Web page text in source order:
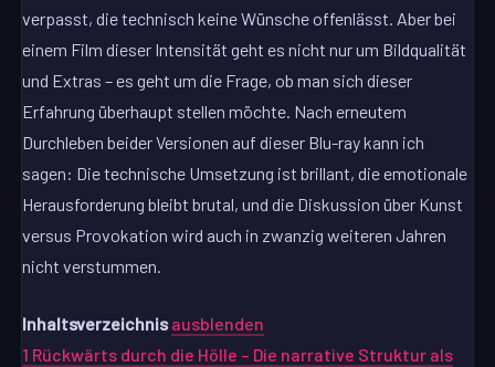
verpasst, die technisch keine Wünsche offenlässt. Aber bei
einem Film dieser Intensität geht es nicht nur um Bildqualität
und Extras – es geht um die Frage, ob man sich dieser
Erfahrung überhaupt stellen möchte. Nach erneutem
Durchleben beider Versionen auf dieser Blu-ray kann ich
sagen: Die technische Umsetzung ist brillant, die emotionale
Herausforderung bleibt brutal, und die Diskussion über Kunst
versus Provokation wird auch in zwanzig weiteren Jahren
nicht verstummen.
Inhaltsverzeichnis ausblenden
1 Rückwärts durch die Hölle – Die narrative Struktur als